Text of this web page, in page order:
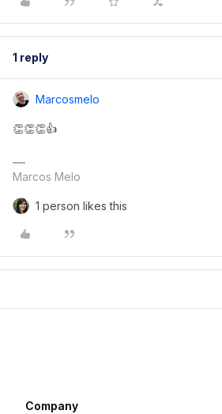
1 reply
Marcosmelo
👏👏👏👍
Marcos Melo
1 person likes this
Company